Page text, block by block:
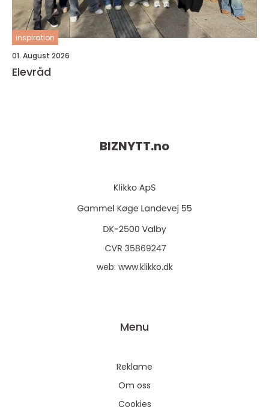
inspiration
01. August 2026
Elevråd
BIZNYTT.no
web: www.klikko.dk
Menu
Reklame
Om oss
Cookies